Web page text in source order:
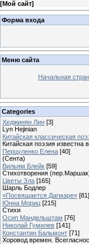
[Мой сайт]
Форма входа
Меню сайта
Начальная
Categories
Хеджинян Лин [3]
Lyn Hejinian
Китайская классическая
Китайская поэзия
Перцуленко Елена [40]
(Сента)
Вильям Блейк [59]
Стихотворения
Цветы Зла [165]
Шарль Бодлер
«Посвящается Дагмаре» [81]
Юнна Мориц [215]
Стихи
Осип Мандельштам [76]
Николай Гумилев [141]
Константин Бальмонт [71]
Хоровод времен.